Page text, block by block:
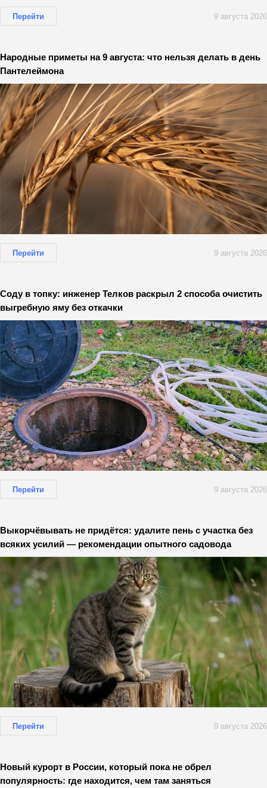
Перейти 9 августа 2026
Народные приметы на 9 августа: что нельзя делать в день
Пантелеймона
Перейти 9 августа 2026
Соду в топку: инженер Телков раскрыл 2 способа очистить
выгребную яму без откачки
Перейти 9 августа 2026
Выкорчёвывать не придётся: удалите пень с участка без
всяких усилий — рекомендации опытного садовода
Перейти 9 августа 2026
Новый курорт в России, который пока не обрел
популярность: где находится, чем там заняться